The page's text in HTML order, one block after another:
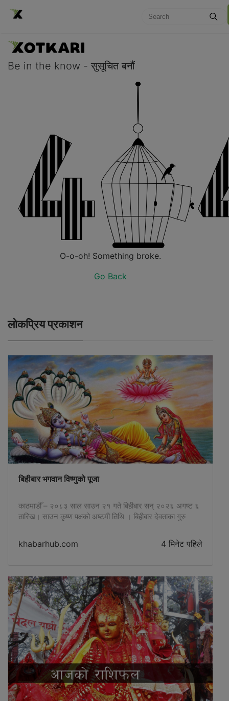
Be in the know - सुसूचित बनौं
O-o-oh! Something broke.
Go Back
लोकप्रिय प्रकाशन
बिहीबार भगवान विष्णुको पूजा
काठमाडौँ – २०८३ साल साउन २१ गते बिहीबार सन् २०२६ अगष्ट ६
तारिख। साउन कृष्ण पक्षको अष्टमी तिथि । बिहीबार देवताका गुरु
बस्नाले धन, पुत्र तथा विद्या प्राप्ति हुने विश्वास छ। साथै, यो दिन
विष्णुकी पत्नी लक्ष्मीको पनि पूजा गरिन्छ। यो व्रत शुक्लपक्षको पहिलो
khabarhub.com 4 मिनेट पहिले